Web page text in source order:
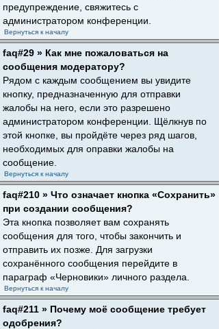
предупреждение, свяжитесь с
администратором конференции.
Вернуться к началу
faq#29 » Как мне пожаловаться на
сообщения модератору?
Рядом с каждым сообщением вы увидите
кнопку, предназначенную для отправки
жалобы на него, если это разрешено
администратором конференции. Щёлкнув по
этой кнопке, вы пройдёте через ряд шагов,
необходимых для оправки жалобы на
сообщение.
Вернуться к началу
faq#210 » Что означает кнопка «Сохранить»
при создании сообщения?
Эта кнопка позволяет вам сохранять
сообщения для того, чтобы закончить и
отправить их позже. Для загрузки
сохранённого сообщения перейдите в
параграф «Черновики» личного раздела.
Вернуться к началу
faq#211 » Почему моё сообщение требует
одобрения?